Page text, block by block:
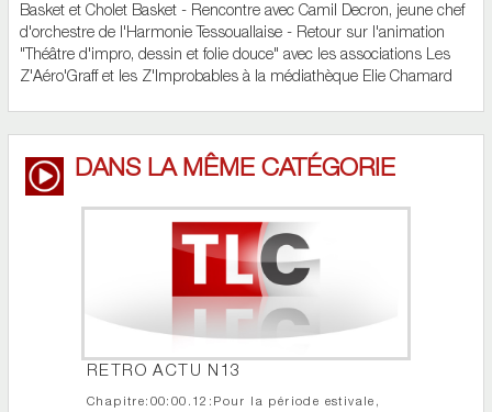
Basket et Cholet Basket - Rencontre avec Camil Decron, jeune chef
d'orchestre de l'Harmonie Tessouallaise - Retour sur l'animation
"Théâtre d'impro, dessin et folie douce" avec les associations Les
Z'Aéro'Graff et les Z'Improbables à la médiathèque Elie Chamard
DANS LA MÊME CATÉGORIE
RETRO ACTU N13
Chapitre:00:00.12:Pour la période estivale,